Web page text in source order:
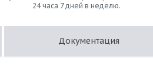
24 часа 7 дней в неделю.
Документация